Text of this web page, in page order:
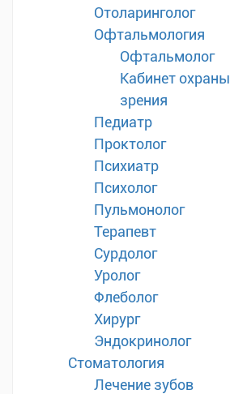
Отоларинголог
Офтальмология
Офтальмолог
Кабинет охраны
зрения
Педиатр
Проктолог
Психиатр
Психолог
Пульмонолог
Терапевт
Сурдолог
Уролог
Флеболог
Хирург
Эндокринолог
Стоматология
Лечение зубов